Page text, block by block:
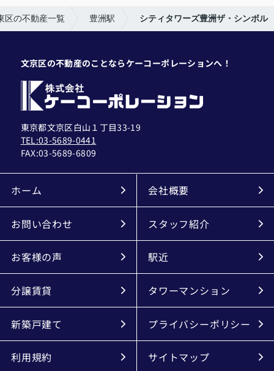
区の不動産一覧 豊洲駅 シティタワーズ豊洲ザ・シンボル
文京区の不動産のことならケーコーポレーションへ！
東京都文京区白山１丁目33-19
TEL:03-5689-0441
FAX:03-5689-6809
ホーム 会社概要
お問い合わせ スタッフ紹介
お客様の声 駅近
分譲賃貸 タワーマンション
新築戸建て プライバシーポリシー
利用規約 サイトマップ